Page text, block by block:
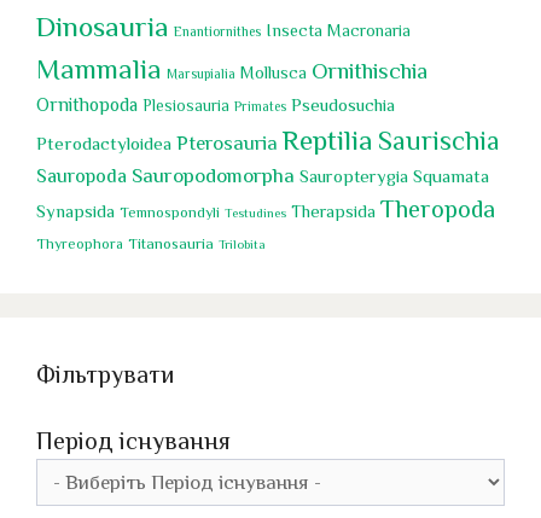
Dinosauria Enantiornithes Insecta Macronaria
Mammalia Marsupialia Mollusca Ornithischia
Ornithopoda Plesiosauria Primates Pseudosuchia
Pterodactyloidea Pterosauria Reptilia Saurischia
Sauropoda Sauropodomorpha Sauropterygia Squamata
Synapsida Temnospondyli Testudines Therapsida Theropoda
Thyreophora Titanosauria Trilobita
Фільтрувати
Період існування